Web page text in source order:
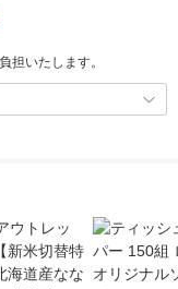
担いたします。